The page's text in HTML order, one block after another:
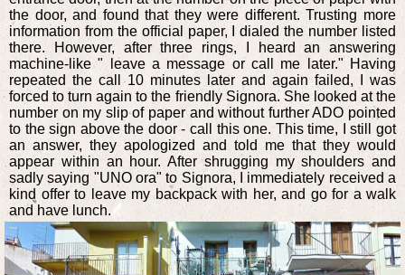
the door, and found that they were different. Trusting more
information from the official paper, I dialed the number listed
there. However, after three rings, I heard an answering
machine-like " leave a message or call me later." Having
repeated the call 10 minutes later and again failed, I was
forced to turn again to the friendly Signora. She looked at the
number on my slip of paper and without further ADO pointed
to the sign above the door - call this one. This time, I still got
an answer, they apologized and told me that they would
appear within an hour. After shrugging my shoulders and
sadly saying "UNO ora" to Signora, I immediately received a
kind offer to leave my backpack with her, and go for a walk
and have lunch.